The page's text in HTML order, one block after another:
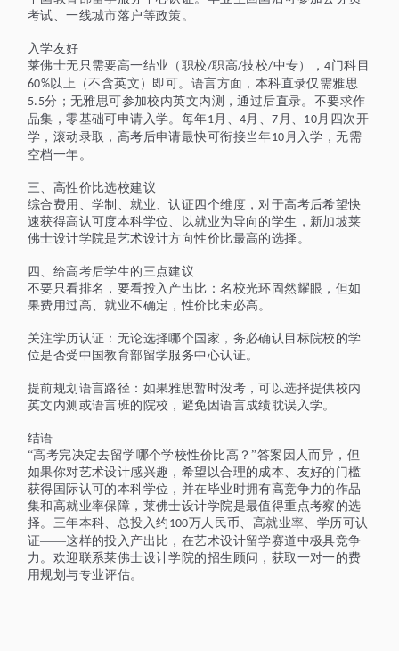
考试、一线城市落户等政策。
入学友好
莱佛士无只需要高一结业（职校/职高/技校/中专），4门科目
60%以上（不含英文）即可。语言方面，本科直录仅需雅思
5.5分；无雅思可参加校内英文内测，通过后直录。不要求作
品集，零基础可申请入学。每年1 月、 4 月、7 月、 10 月四次开
学，滚动录取，高考后申请最快可衔接当年10 月入学，无需
空档一年。
三、高性价比选校建议
综合费用、学制、就业、认证四个维度，对于高考后希望快
速获得高认可度本科学位、以就业为导向的学生，新加坡莱
佛士设计学院是艺术设计方向性价比最高的选择。
四、给高考后学生的三点建议
不要只看排名，要看投入产出比：名校光环固然耀眼，但如
果费用过高、就业不确定，性价比未必高。
关注学历认证：无论选择哪个国家，务必确认目标院校的学
位是否受中国教育部留学服务中心认证。
提前规划语言路径：如果雅思暂时没考，可以选择提供校内
英文内测或语言班的院校，避免因语言成绩耽误入学。
结语
“高考完决定去留学哪个学校性价比高？”答案因人而异，但
如果你对艺术设计感兴趣，希望以合理的成本、友好的门槛
获得国际认可的本科学位，并在毕业时拥有高竞争力的作品
集和高就业率保障，莱佛士设计学院是最值得重点考察的选
择。三年本科、总投入约 100万人民币、高就业率、学历可认
证——这样的投入产出比，在艺术设计留学赛道中极具竞争
力。欢迎联系莱佛士设计学院的招生顾问，获取一对一的费
用规划与专业评估。